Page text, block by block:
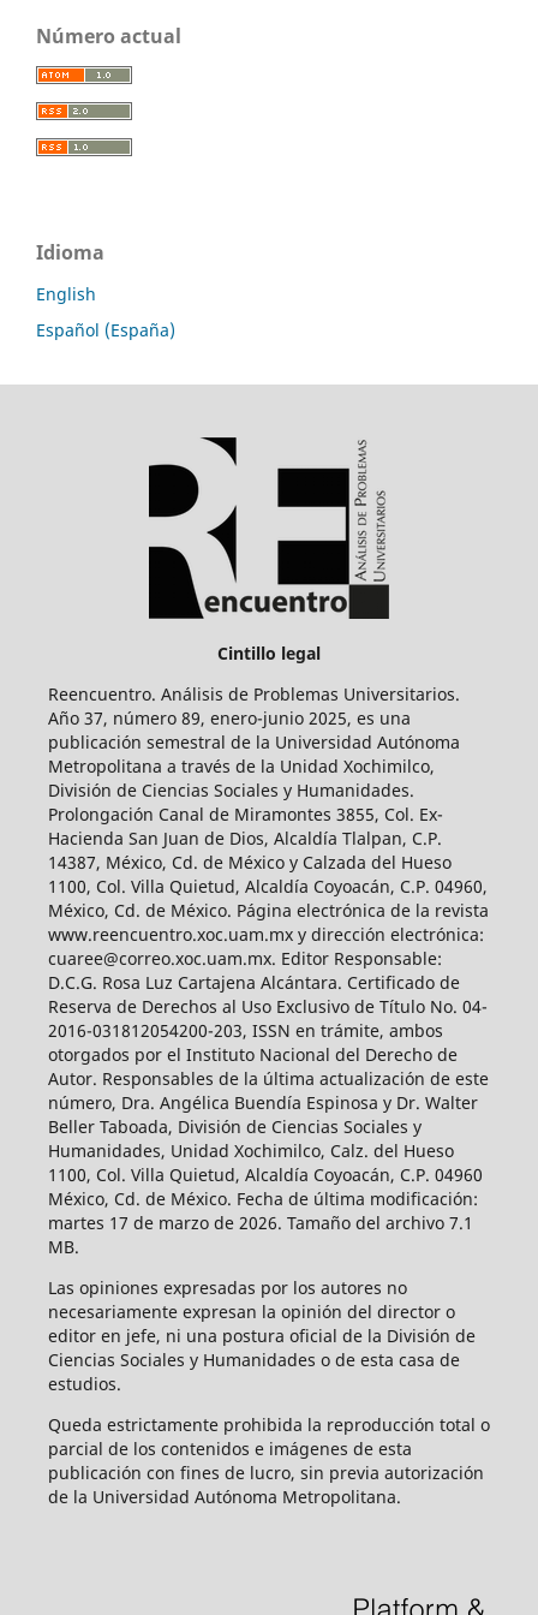
Número actual
Idioma
English
Español (España)
Cintillo legal
Reencuentro. Análisis de Problemas Universitarios.
Año 37, número 89, enero-junio 2025, es una
publicación semestral de la Universidad Autónoma
Metropolitana a través de la Unidad Xochimilco,
División de Ciencias Sociales y Humanidades.
Prolongación Canal de Miramontes 3855, Col. Ex-
Hacienda San Juan de Dios, Alcaldía Tlalpan, C.P.
14387, México, Cd. de México y Calzada del Hueso
1100, Col. Villa Quietud, Alcaldía Coyoacán, C.P. 04960,
México, Cd. de México. Página electrónica de la revista
www.reencuentro.xoc.uam.mx y dirección electrónica:
cuaree@correo.xoc.uam.mx. Editor Responsable:
D.C.G. Rosa Luz Cartajena Alcántara. Certificado de
Reserva de Derechos al Uso Exclusivo de Título No. 04-
2016-031812054200-203, ISSN en trámite, ambos
otorgados por el Instituto Nacional del Derecho de
Autor. Responsables de la última actualización de este
número, Dra. Angélica Buendía Espinosa y Dr. Walter
Beller Taboada, División de Ciencias Sociales y
Humanidades, Unidad Xochimilco, Calz. del Hueso
1100, Col. Villa Quietud, Alcaldía Coyoacán, C.P. 04960
México, Cd. de México. Fecha de última modificación:
martes 17 de marzo de 2026. Tamaño del archivo 7.1
MB.
Las opiniones expresadas por los autores no
necesariamente expresan la opinión del director o
editor en jefe, ni una postura oficial de la División de
Ciencias Sociales y Humanidades o de esta casa de
estudios.
Queda estrictamente prohibida la reproducción total o
parcial de los contenidos e imágenes de esta
publicación con fines de lucro, sin previa autorización
de la Universidad Autónoma Metropolitana.